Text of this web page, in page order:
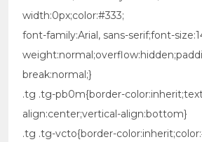
width:0px;color:#333;
font-family:Arial, sans-serif;font-
break:normal;}
.tg .tg-pb0m{border-
align:center;vertical-align:bottom}
.tg .tg-vcto{border-